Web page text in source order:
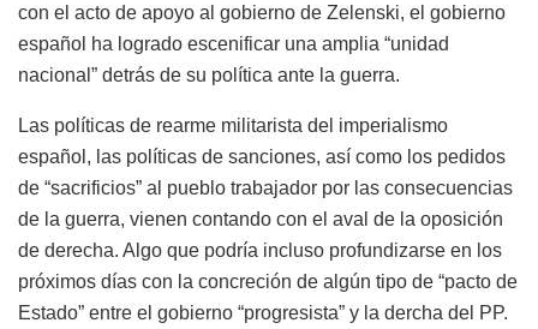
con el acto de apoyo al gobierno de Zelenski, el gobierno
español ha logrado escenificar una amplia “unidad
nacional” detrás de su política ante la guerra.
Las políticas de rearme militarista del imperialismo
español, las políticas de sanciones, así como los pedidos
de “sacrificios” al pueblo trabajador por las consecuencias
de la guerra, vienen contando con el aval de la oposición
de derecha. Algo que podría incluso profundizarse en los
próximos días con la concreción de algún tipo de “pacto de
Estado” entre el gobierno “progresista” y la dercha del PP.